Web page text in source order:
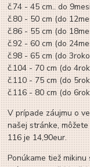
č.74 - 45 cm.. do
č.80 - 50 cm (do
č.86 - 55 cm (do
č.92 - 60 cm (do
č.98 - 65 cm (do
č.104 - 70 cm (do
č.110 - 75 cm (do
č.116 - 80 cm (do
V prípade záujmu o
našej stránke,
116 je 14,90eur.
Ponúkame tiež